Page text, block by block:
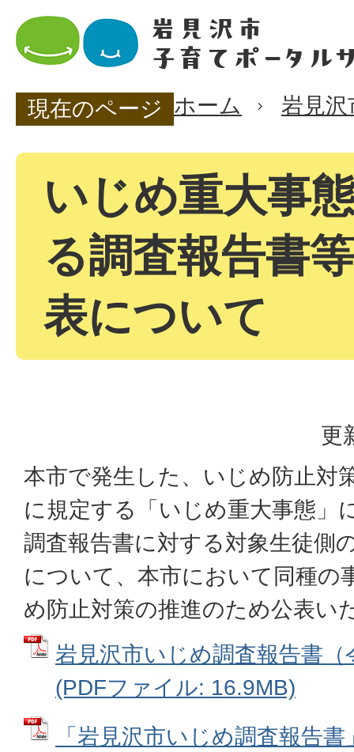
現在のページ ホーム 岩見
いじめ重大事
る調査報告書
表について
更
本市で発生した、いじめ防止対
に規定する「いじめ重大事態」
調査報告書に対する対象生徒側
について、本市において同種の
め防止対策の推進のため公表い
岩見沢市いじめ調査報告書
(PDFファイル: 16.9MB)
「岩見沢市いじめ調査報告